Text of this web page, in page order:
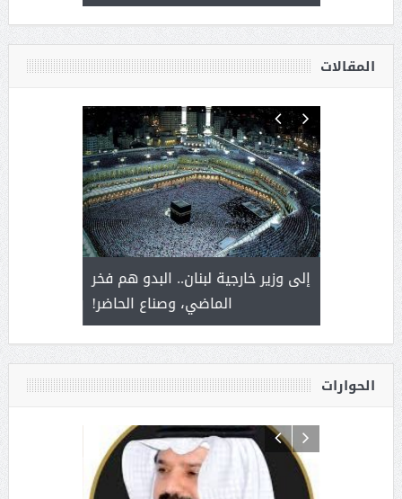
المقالات
سلمان
إلى وزير خارجية لبنان.. البدو هم فخر
الماضي، وصناع الحاضر!
يحمل
من عشق
الحوارات